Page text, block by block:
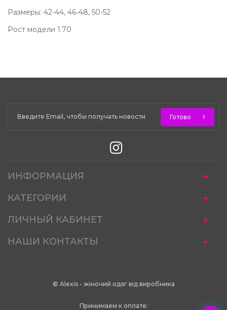
Размеры: 42-44, 46-48, 50-52
Рост модели 1.70
Готово
ИНФОРМАЦИЯ
КАТЕГОРИИ
ЛИЧНЫЙ КАБИНЕТ
НАШИ КОНТАКТЫ
© Alexis - жіночий одяг від виробника
Принимаем к оплате: